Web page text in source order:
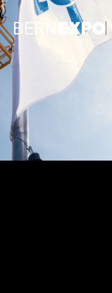
Übersicht
Promotion
Gut zu wissen